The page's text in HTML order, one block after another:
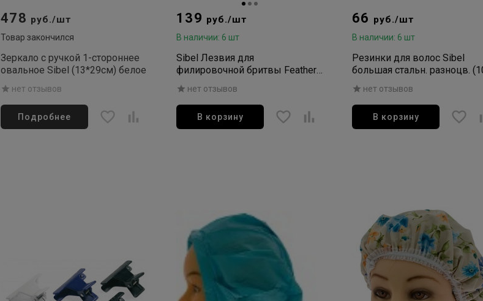
478 руб./шт
Товар закончился
Зеркало с ручкой 1-стороннее
овальное Sibel (13*29см) белое
нет отзывов
Подробнее
139 руб./шт
В наличии: 6 шт
Sibel Лезвия для
филировочной бритвы Feather
Styling Blade (24003, 24001),
1штнет отзывов
В корзину
66 руб./шт
В наличии: 6 шт
Резинки для волос Sibel
большая стальн. разноцв.
шт/уп)
нет отзывов
В корзину